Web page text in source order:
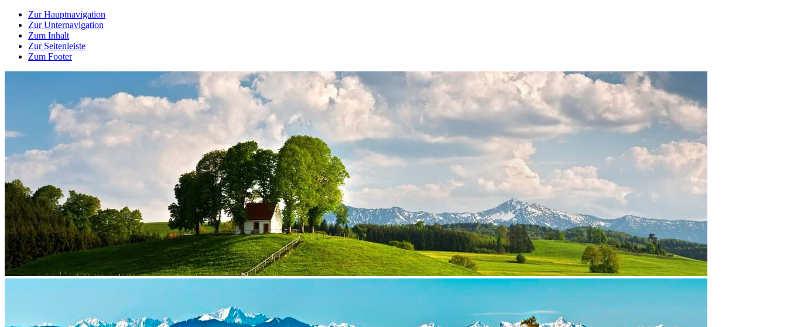
Zur Hauptnavigation
Zur Unternavigation
Zum Inhalt
Zur Seitenleiste
Zum Footer